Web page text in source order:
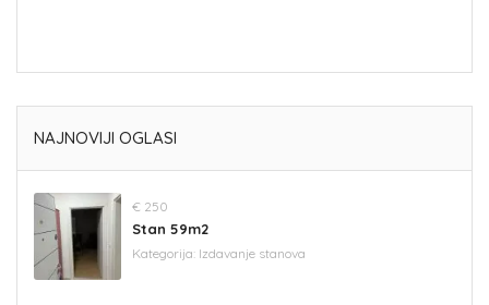
NAJNOVIJI OGLASI
€ 250
Stan 59m2
Kategorija: Izdavanje stanova